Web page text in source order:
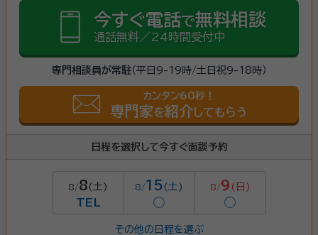
今すぐ電話で無料相談
通話無料／24時間受付中
専門相談員が常駐（平日9-19時/土日祝9-18時）
カンタン60秒！
専門家を紹介 してもらう
日程を選択して今すぐ面談予約
8/8 (土)
TEL
8/15(土)
◯
8/9 (日)
◯
その他の日程を選ぶ